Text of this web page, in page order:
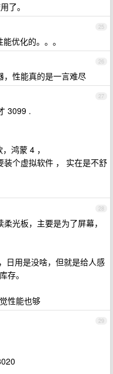
了。
25
优化的。。。
26
性能真的是一言难尽
27
3099 .
鸿蒙 4 ，
个虚拟软件 ， 实在是不舒
28
光板，主要是为了屏幕，
日用是没啥，但就是给人感
存。
性能也够
29